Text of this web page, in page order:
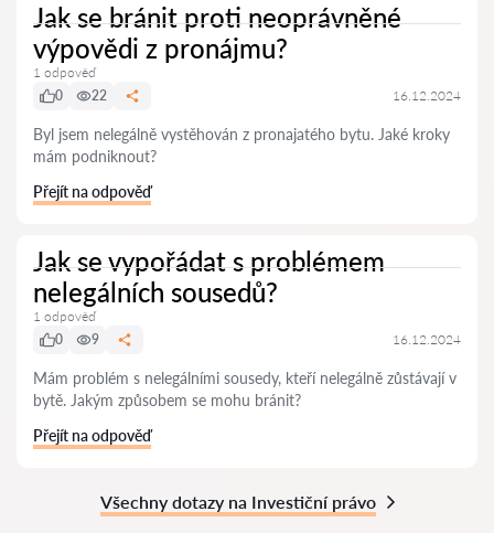
Jak se bránit proti neoprávněné
výpovědi z pronájmu?
1 odpověď
0
22 16.12.2024
Byl jsem nelegálně vystěhován z pronajatého bytu. Jaké kroky
mám podniknout?
Přejít na odpověď
Jak se vypořádat s problémem
nelegálních sousedů?
1 odpověď
0
9 16.12.2024
Mám problém s nelegálními sousedy, kteří nelegálně zůstávají v
bytě. Jakým způsobem se mohu bránit?
Přejít na odpověď
Všechny dotazy na Investiční právo